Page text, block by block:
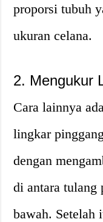
proporsi tubuh
ukuran celana.
2. Mengukur
Cara lainnya
lingkar
dengan
di antara tulang
bawah. Setelah